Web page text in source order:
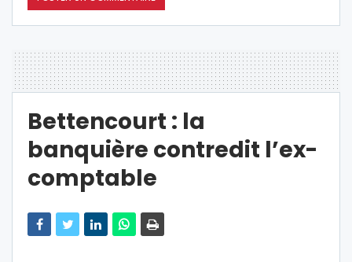
Bettencourt : la
banquière contredit l’ex-
comptable